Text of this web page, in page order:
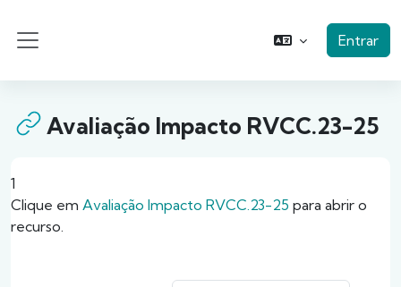
Entrar
Avaliação Impacto RVCC.23-25
1
Clique em Avaliação Impacto RVCC.23-25 para abrir o
recurso.